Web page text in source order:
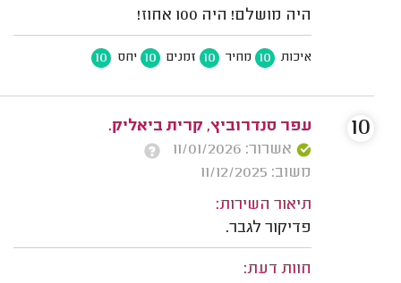
היה מושלם! היה 100 אחוז!
איכות 10 מחיר 10 זמנים 10 יחס 10
עפר סנדרוביץ, קרית ביאליק.
אשרור: 11/01/2026
משוב: 11/12/2025
תיאור השירות:
פדיקור לגבר.
חוות דעת:
10